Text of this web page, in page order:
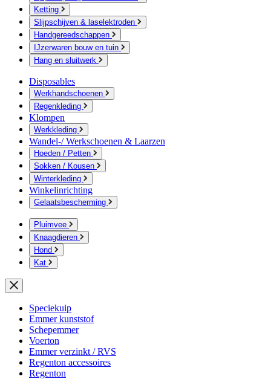
Ketting
Slijpschijven & laselektroden
Handgereedschappen
IJzerwaren bouw en tuin
Hang en sluitwerk
Disposables
Werkhandschoenen
Regenkleding
Klompen
Werkkleding
Wandel-/ Werkschoenen & Laarzen
Hoeden / Petten
Sokken / Kousen
Winterkleding
Winkelinrichting
Gelaatsbescherming
Pluimvee
Knaagdieren
Hond
Kat
Speciekuip
Emmer kunststof
Schepemmer
Voerton
Emmer verzinkt / RVS
Regenton accessoires
Regenton